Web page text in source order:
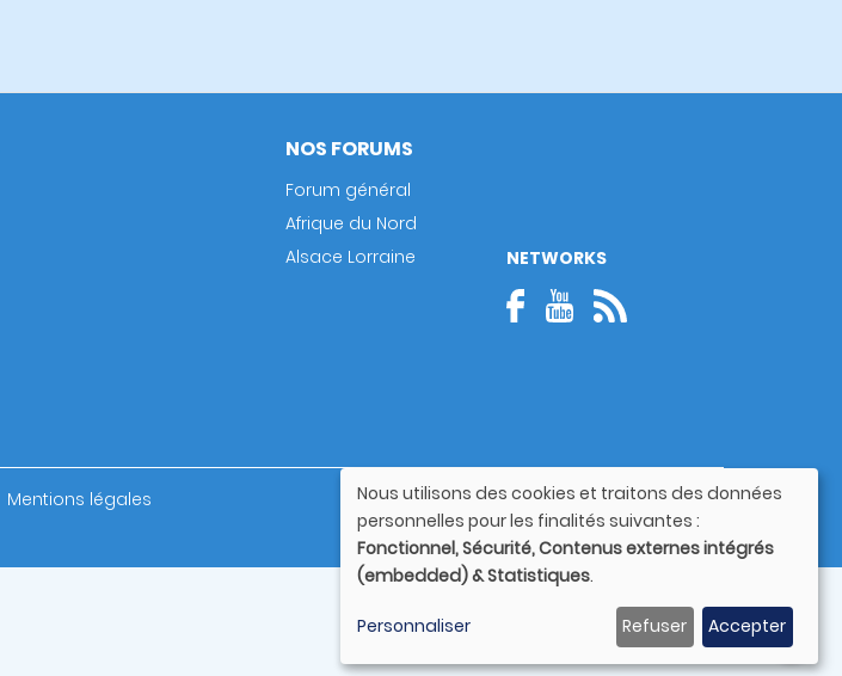
NOS FORUMS
Forum général
Afrique du Nord
Alsace Lorraine
NETWORKS
bottom
Mentions légales Guide utilisateur
Utilisation
des
données
personnelles
et
cookies
Nous utilisons des cookies et traitons des données
personnelles pour les finalités suivantes :
Fonctionnel, Sécurité, Contenus externes intégrés
(embedded) & Statistiques.
Personnaliser Refuser Accepter